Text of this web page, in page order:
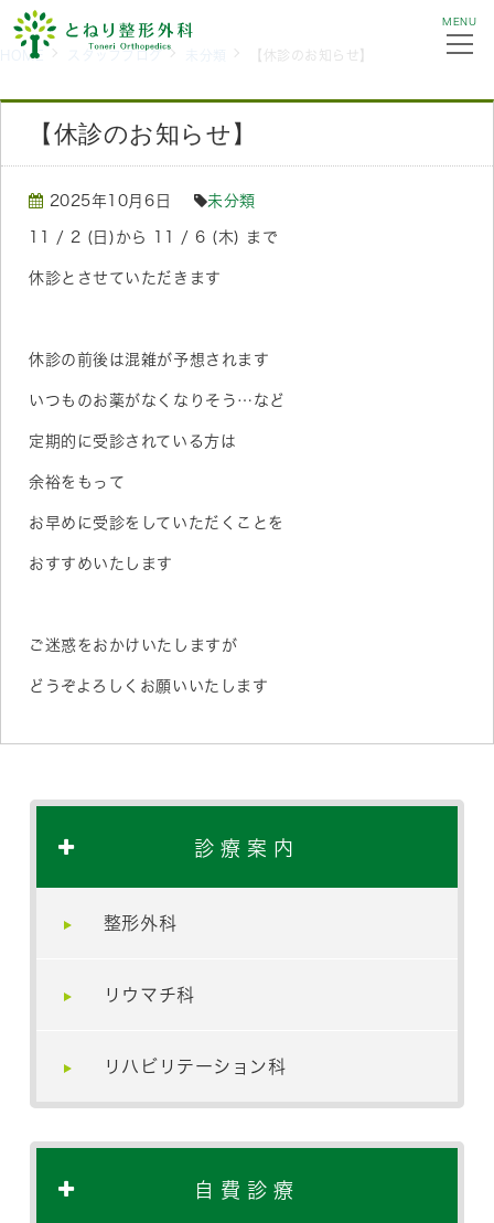
MENU
HOME スタッフブログ 【休診のお知らせ】
【休診のお知らせ】
2025年10月6日 未分類
11 / 2 (日)から 11 / 6 (木) まで
休診とさせていただきます
休診の前後は混雑が予想されます
いつものお薬がなくなりそう…など
定期的に受診されている方は
余裕をもって
お早めに受診をしていただくことを
おすすめいたします
ご迷惑をおかけいたしますが
どうぞよろしくお願いいたします
診療案内
整形外科
リウマチ科
リハビリテーション科
自費診療